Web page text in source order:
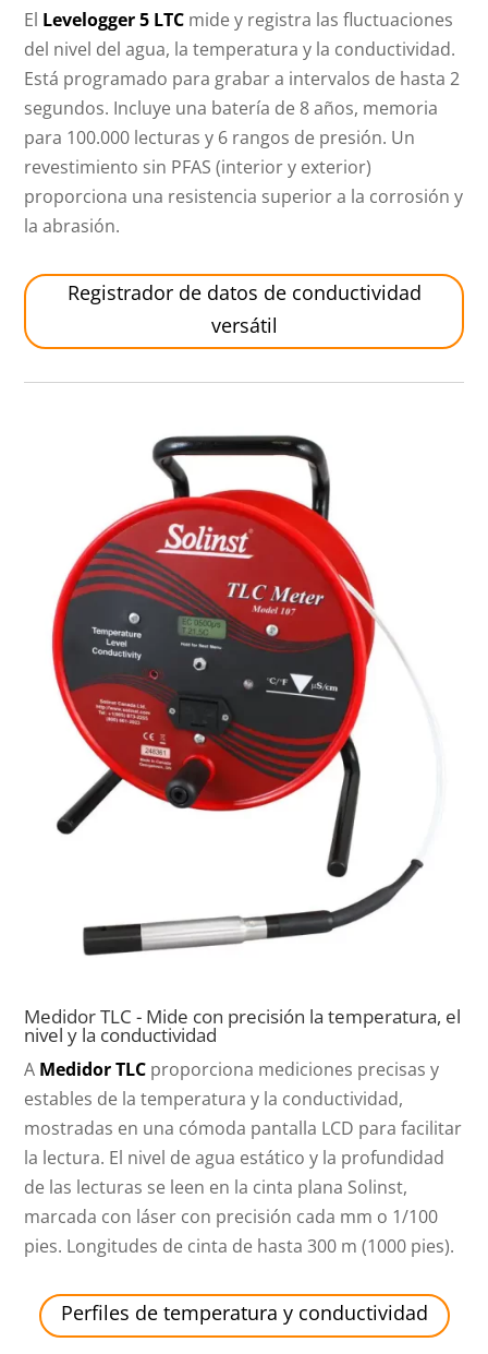
El Levelogger 5 LTC mide y registra las fluctuaciones
del nivel del agua, la temperatura y la conductividad.
Está programado para grabar a intervalos de hasta 2
segundos. Incluye una batería de 8 años, memoria
para 100.000 lecturas y 6 rangos de presión. Un
revestimiento sin PFAS (interior y exterior)
proporciona una resistencia superior a la corrosión y
la abrasión.
Registrador de datos de conductividad
versátil
Medidor TLC - Mide con precisión la temperatura, el
nivel y la conductividad
A Medidor TLC proporciona mediciones precisas y
estables de la temperatura y la conductividad,
mostradas en una cómoda pantalla LCD para facilitar
la lectura. El nivel de agua estático y la profundidad
de las lecturas se leen en la cinta plana Solinst,
marcada con láser con precisión cada mm o 1/100
pies. Longitudes de cinta de hasta 300 m (1000 pies).
Perfiles de temperatura y conductividad